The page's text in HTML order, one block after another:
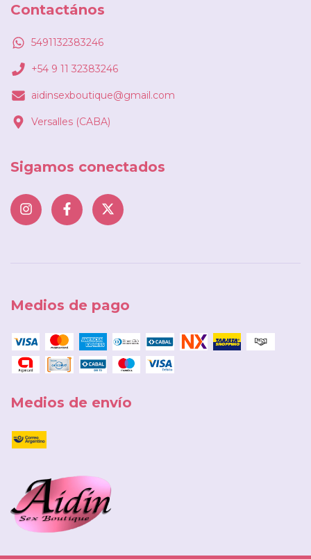
Contactános
5491132383246
+54 9 11 32383246
aidinsexboutique@gmail.com
Versalles (CABA)
Sigamos conectados
Medios de pago
Medios de envío